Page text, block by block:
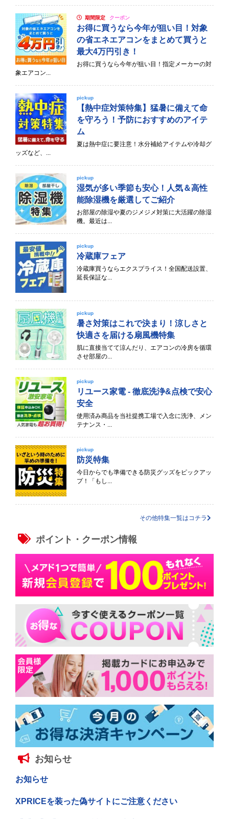
期間限定 クーポン
お得に買うなら今年が狙い目！対象
の省エネエアコンをまとめて買うと
最大4万円引き！
お得に買うなら今年が狙い目！指定メーカーの対
象エアコン...
pickup
【熱中症対策特集】猛暑に備えて命
を守ろう！予防におすすめのアイテ
ム
夏は熱中症に要注意！水分補給アイテムや冷却グ
ッズなど、...
pickup
湿気が多い季節も安心！人気＆高性
能除湿機を厳選してご紹介
お部屋の除湿や夏のジメジメ対策に大活躍の除湿
機。最近は...
pickup
冷蔵庫フェア
冷蔵庫買うならエクスプライス！全国配送設置、
延長保証な...
pickup
暑さ対策はこれで決まり！涼しさと
快適さを届ける扇風機特集
肌に直接当てて涼んだり、エアコンの冷房を循環
させ部屋の...
pickup
リユース家電 - 徹底洗浄&点検で安心
安全
使用済み商品を当社提携工場で入念に洗浄、メン
テナンス・...
pickup
防災特集
今日からでも準備できる防災グッズをピックアッ
プ！「もし...
その他特集一覧はコチラ
ポイント・クーポン情報
お知らせ
お知らせ
XPRICEを装った偽サイトにご注意ください